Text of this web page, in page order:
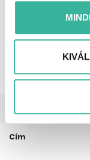
Cím